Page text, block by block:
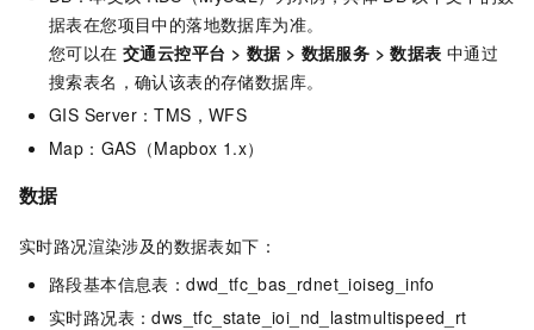
据表在您项目中的落地数据库为准。
您可以在 交通云控平台 > 数据 > 数据服务 > 数据表 中通过
搜索表名，确认该表的存储数据库。
GIS Server：TMS，WFS
Map：GAS（Mapbox 1.x）
数据
实时路况渲染涉及的数据表如下：
路段基本信息表：dwd_tfc_bas_rdnet_ioiseg_info
实时路况表：dws_tfc_state_ioi_nd_lastmultispeed_rt